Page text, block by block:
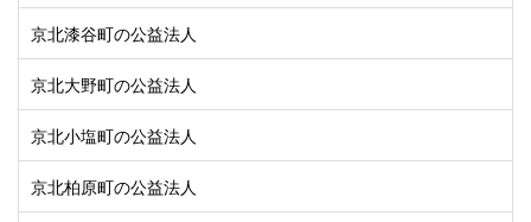
京北漆谷町の公益法人
京北大野町の公益法人
京北小塩町の公益法人
京北柏原町の公益法人